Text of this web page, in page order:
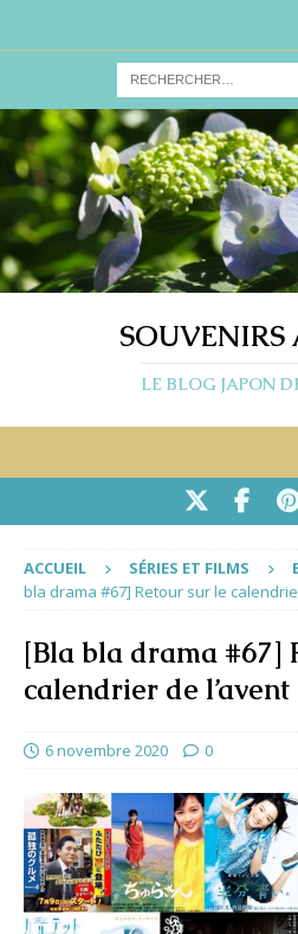
SOUVENIRS
LE BLOG JAPON
ACCUEIL SÉRIES ET FILMS
bla drama #67] Retour sur le
[Bla bla drama #67]
calendrier de
6 novembre 2020 0